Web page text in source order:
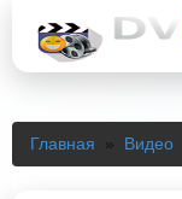
Главная » Видео